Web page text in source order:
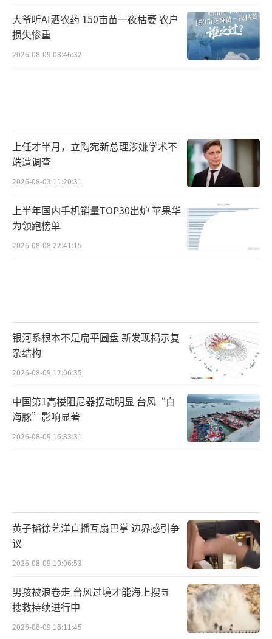
大爷听AI洒农药 150亩苗一夜枯萎 农户
损失惨重
2026-08-09 08:46:32
上任才半月，立陶宛新总理涉嫌学术不
端遭调查
2026-08-03 11:20:31
上半年国内手机销量TOP30出炉 苹果华
为领跑榜单
2026-08-08 22:41:15
银河系根本不是扁平圆盘 新发现揭示复
杂结构
2026-08-09 12:06:35
中国第1高楼阻尼器摆动明显 台风“白
海豚”影响显著
2026-08-09 16:33:31
黄子韬徐艺洋直播互扇巴掌 边界感引争
议
2026-08-09 10:06:53
男孩被浪卷走 台风过境才能海上搜寻
搜救持续进行中
2026-08-09 18:11:45